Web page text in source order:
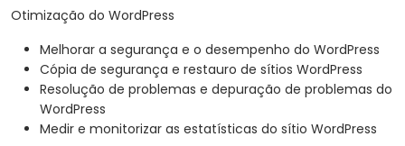
Otimização do WordPress
Melhorar a segurança e o desempenho do WordPress
Cópia de segurança e restauro de sítios WordPress
Resolução de problemas e depuração de problemas do
WordPress
Medir e monitorizar as estatísticas do sítio WordPress